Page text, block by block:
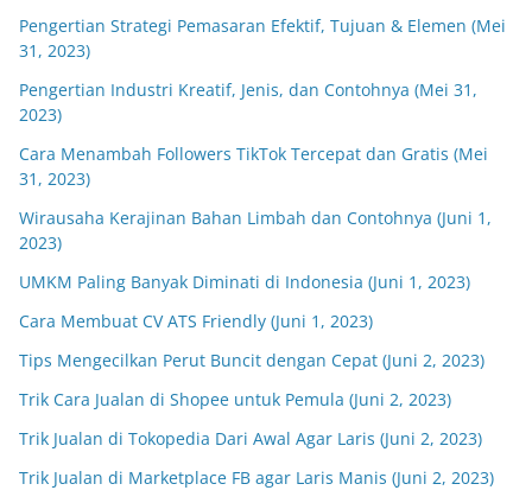
Pengertian Strategi Pemasaran Efektif, Tujuan & Elemen (Mei
31, 2023)
Pengertian Industri Kreatif, Jenis, dan Contohnya (Mei 31,
2023)
Cara Menambah Followers TikTok Tercepat dan Gratis (Mei
31, 2023)
Wirausaha Kerajinan Bahan Limbah dan Contohnya (Juni 1,
2023)
UMKM Paling Banyak Diminati di Indonesia (Juni 1, 2023)
Cara Membuat CV ATS Friendly (Juni 1, 2023)
Tips Mengecilkan Perut Buncit dengan Cepat (Juni 2, 2023)
Trik Cara Jualan di Shopee untuk Pemula (Juni 2, 2023)
Trik Jualan di Tokopedia Dari Awal Agar Laris (Juni 2, 2023)
Trik Jualan di Marketplace FB agar Laris Manis (Juni 2, 2023)